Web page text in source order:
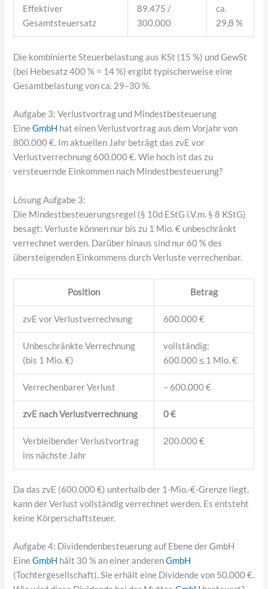
Effektiver
Gesamtsteuersatz
89.475 /
300.000
ca.
29,8 %
Die kombinierte Steuerbelastung aus KSt (15 %) und GewSt
(bei Hebesatz 400 % = 14 %) ergibt typischerweise eine
Gesamtbelastung von ca. 29–30 %.
Aufgabe 3: Verlustvortrag und Mindestbesteuerung
EineGmbH hat einen Verlustvortrag aus dem Vorjahr von
800.000 €. Im aktuellen Jahr beträgt das zvE vor
Verlustverrechnung 600.000 €. Wie hoch ist das zu
versteuernde Einkommen nach Mindestbesteuerung?
Lösung Aufgabe 3:
Die Mindestbesteuerungsregel (§ 10d EStG i.V.m. § 8 KStG)
besagt: Verluste können nur bis zu 1 Mio. € unbeschränkt
verrechnet werden. Darüber hinaus sind nur 60 % des
übersteigenden Einkommens durch Verluste verrechenbar.
Position Betrag
zvE vor Verlustverrechnung 600.000 €
Unbeschränkte Verrechnung
(bis 1 Mio. €)
vollständig:
600.000 ≤ 1 Mio. €
Verrechenbarer Verlust – 600.000 €
zvE nach Verlustverrechnung 0 €
Verbleibender Verlustvortrag
ins nächste Jahr
200.000 €
Da das zvE (600.000 €) unterhalb der 1-Mio.-€-Grenze liegt,
kann der Verlust vollständig verrechnet werden. Es entsteht
keine Körperschaftsteuer.
Aufgabe 4: Dividendenbesteuerung auf Ebene der GmbH
EineGmbH hält 30 % an einer anderenGmbH
(Tochtergesellschaft). Sie erhält eine Dividende von 50.000 €.